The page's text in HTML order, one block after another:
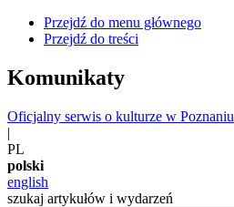
Przejdź do menu głównego
Przejdź do treści
Komunikaty
Oficjalny serwis o kulturze w Poznaniu
|
PL
polski
english
szukaj artykułów i wydarzeń